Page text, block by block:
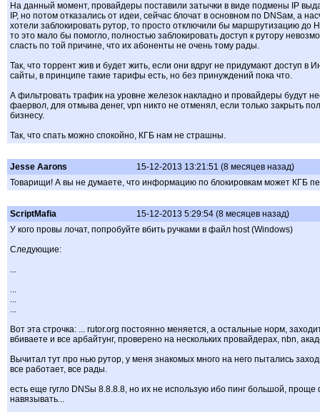
На данный момент, провайдеры поставили затычки в виде подмены IP
IP, но потом отказались от идеи, сейчас блочат в основном по DNSам, а
хотели заблокировать рутор, то просто отключили бы маршрутизацию до
то это мало бы помогло, полностью заблокировать доступ к рутору
сласть по той причине, что их абоненты не очень тому рады.
Так, что торрент жив и будет жить, если они вдруг не придумают доступ
сайты, в принципе такие тарифы есть, но без принуждений пока что.
А фильтровать трафик на уровне железок накладно и провайдеры будут
фаервол, для отмыва денег, vpn никто не отменял, если только закрыть
бизнесу.
Так, что спать можно спокойно, КГБ нам не страшны.
Jesse Aarons
15-12-2013 13:21:51 (8 месяцев назад)
Товарищи! А вы не думаете, что информацию по блокировкам может КГБ
ScriptMafia
15-12-2013 5:29:54 (8 месяцев назад)
У кого провы лочат, попробуйте вбить ручками в файл host (Windows)
Следующие:
...
...
...
...
Вот эта строчка: ... rutor.org постоянно меняется, а остальные норм,
вбиваете и все арбайтунг, проверено на нескольких провайдерах, nbn,
Вычитал тут про нью рутор, у меня знакомых много на него пытались
все работает, все рады.
есть еще гугло DNSы 8.8.8.8, но их не использую ибо пинг большой,
навязывать...